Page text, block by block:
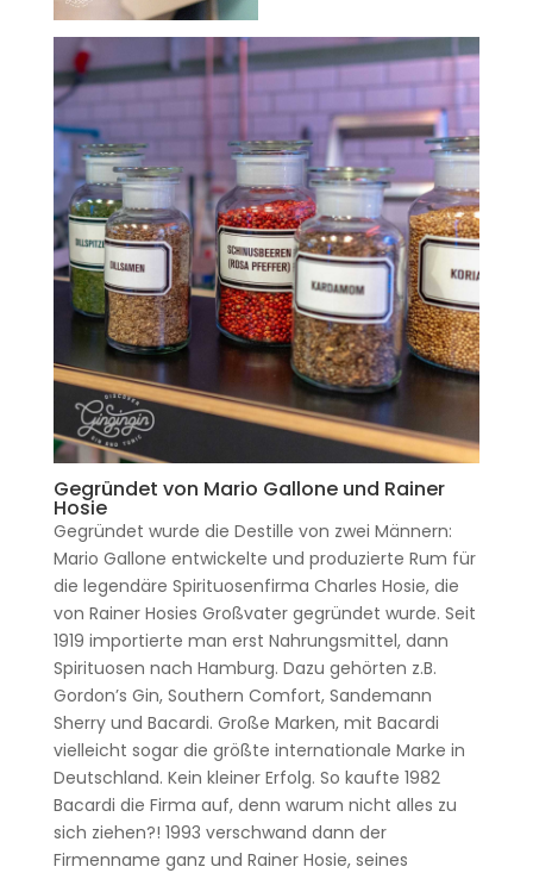
Gegründet von Mario Gallone und Rainer
Hosie
Gegründet wurde die Destille von zwei Männern:
Mario Gallone entwickelte und produzierte Rum für
die legendäre Spirituosenfirma Charles Hosie, die
von Rainer Hosies Großvater gegründet wurde. Seit
1919 importierte man erst Nahrungsmittel, dann
Spirituosen nach Hamburg. Dazu gehörten z.B.
Gordon’s Gin, Southern Comfort, Sandemann
Sherry und Bacardi. Große Marken, mit Bacardi
vielleicht sogar die größte internationale Marke in
Deutschland. Kein kleiner Erfolg. So kaufte 1982
Bacardi die Firma auf, denn warum nicht alles zu
sich ziehen?! 1993 verschwand dann der
Firmenname ganz und Rainer Hosie, seines